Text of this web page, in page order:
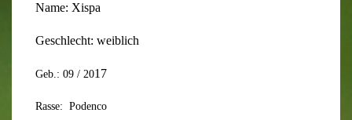
Name: Xispa
Geschlecht: weiblich
Geb.: 09 / 2017
Rasse: Podenco